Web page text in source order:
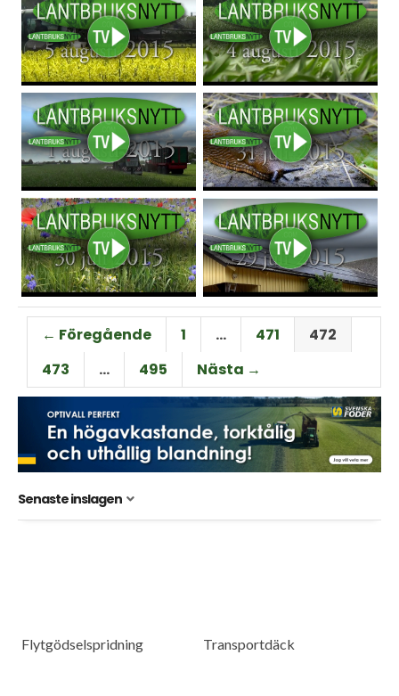
← Föregående 1 … 471
472
473
… 495 Nästa →
Senaste inslagen
Flytgödselspridning Transportdäck